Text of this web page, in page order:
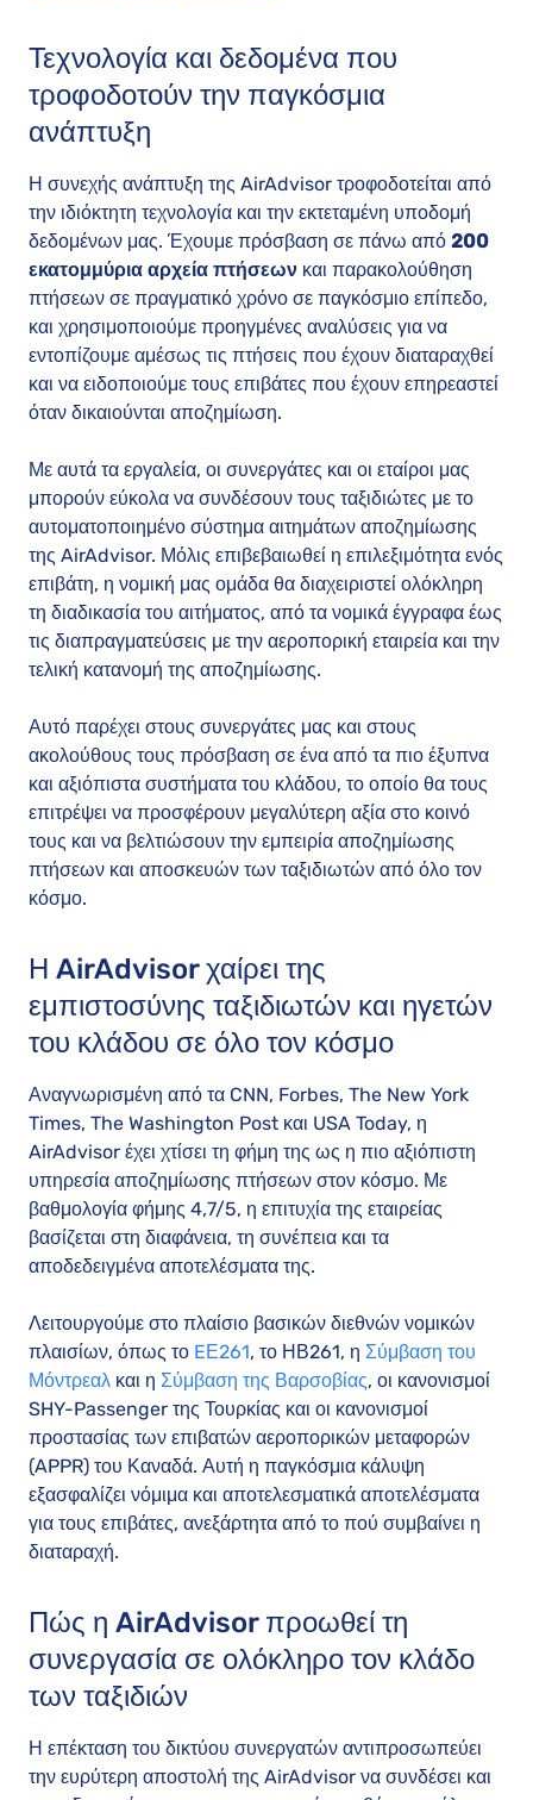
Τεχνολογία και δεδομένα που
τροφοδοτούν την παγκόσμια
ανάπτυξη
Η συνεχής ανάπτυξη της AirAdvisor τροφοδοτείται από
την ιδιόκτητη τεχνολογία και την εκτεταμένη υποδομή
δεδομένων μας. Έχουμε πρόσβαση σε πάνω από 200
εκατομμύρια αρχεία πτήσεων και παρακολούθηση
πτήσεων σε πραγματικό χρόνο σε παγκόσμιο επίπεδο,
και χρησιμοποιούμε προηγμένες αναλύσεις για να
εντοπίζουμε αμέσως τις πτήσεις που έχουν διαταραχθεί
και να ειδοποιούμε τους επιβάτες που έχουν επηρεαστεί
όταν δικαιούνται αποζημίωση.
Με αυτά τα εργαλεία, οι συνεργάτες και οι εταίροι μας
μπορούν εύκολα να συνδέσουν τους ταξιδιώτες με το
αυτοματοποιημένο σύστημα αιτημάτων αποζημίωσης
της AirAdvisor. Μόλις επιβεβαιωθεί η επιλεξιμότητα ενός
επιβάτη, η νομική μας ομάδα θα διαχειριστεί ολόκληρη
τη διαδικασία του αιτήματος, από τα νομικά έγγραφα έως
τις διαπραγματεύσεις με την αεροπορική εταιρεία και την
τελική κατανομή της αποζημίωσης.
Αυτό παρέχει στους συνεργάτες μας και στους
ακολούθους τους πρόσβαση σε ένα από τα πιο έξυπνα
και αξιόπιστα συστήματα του κλάδου, το οποίο θα τους
επιτρέψει να προσφέρουν μεγαλύτερη αξία στο κοινό
τους και να βελτιώσουν την εμπειρία αποζημίωσης
πτήσεων και αποσκευών των ταξιδιωτών από όλο τον
κόσμο.
Η AirAdvisor χαίρει της
εμπιστοσύνης ταξιδιωτών και ηγετών
του κλάδου σε όλο τον κόσμο
Αναγνωρισμένη από τα CNN, Forbes, The New York
Times, The Washington Post και USA Today, η
AirAdvisor έχει χτίσει τη φήμη της ως η πιο αξιόπιστη
υπηρεσία αποζημίωσης πτήσεων στον κόσμο. Με
βαθμολογία φήμης 4,7/5, η επιτυχία της εταιρείας
βασίζεται στη διαφάνεια, τη συνέπεια και τα
αποδεδειγμένα αποτελέσματα της.
Λειτουργούμε στο πλαίσιο βασικών διεθνών νομικών
πλαισίων, όπως το EΕ261, το ΗΒ261, η Σύμβαση του
Μόντρεαλ και η Σύμβαση της Βαρσοβίας, οι κανονισμοί
SHY-Passenger της Τουρκίας και οι κανονισμοί
προστασίας των επιβατών αεροπορικών μεταφορών
(APPR) του Καναδά. Αυτή η παγκόσμια κάλυψη
εξασφαλίζει νόμιμα και αποτελεσματικά αποτελέσματα
για τους επιβάτες, ανεξάρτητα από το πού συμβαίνει η
διαταραχή.
Πώς η AirAdvisor προωθεί τη
συνεργασία σε ολόκληρο τον κλάδο
των ταξιδιών
Η επέκταση του δικτύου συνεργατών αντιπροσωπεύει
την ευρύτερη αποστολή της AirAdvisor να συνδέσει και